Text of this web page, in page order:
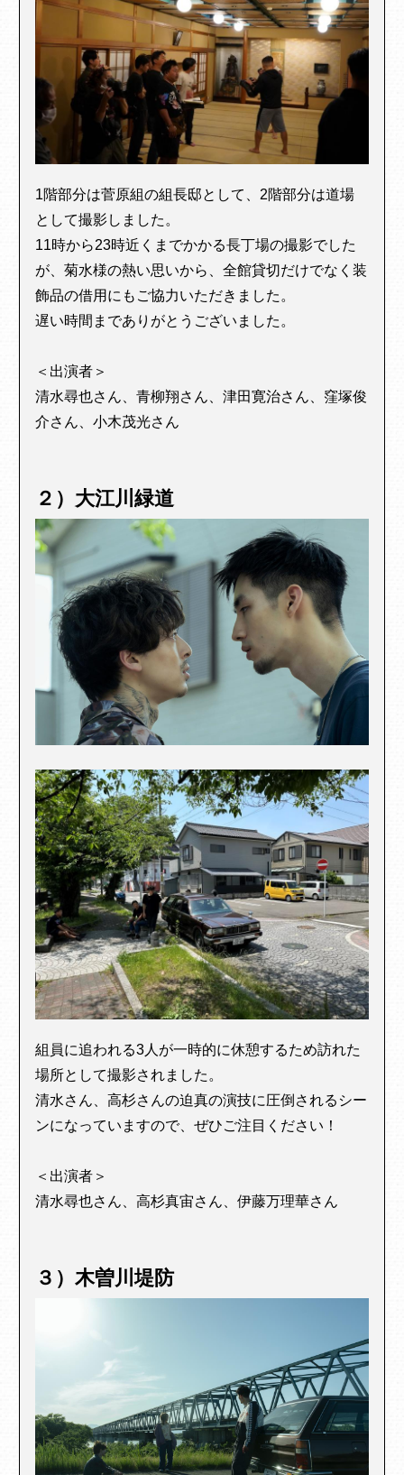
1階部分は菅原組の組長邸として、2階部分は道場
として撮影しました。
11時から23時近くまでかかる長丁場の撮影でした
が、菊水様の熱い思いから、全館貸切だけでなく装
飾品の借用にもご協力いただきました。
遅い時間までありがとうございました。
＜出演者＞
清水尋也さん、青柳翔さん、津田寛治さん、窪塚俊
介さん、小木茂光さん
２）大江川緑道
組員に追われる3人が一時的に休憩するため訪れた
場所として撮影されました。
清水さん、高杉さんの迫真の演技に圧倒されるシー
ンになっていますので、ぜひご注目ください！
＜出演者＞
清水尋也さん、高杉真宙さん、伊藤万理華さん
３）木曽川堤防